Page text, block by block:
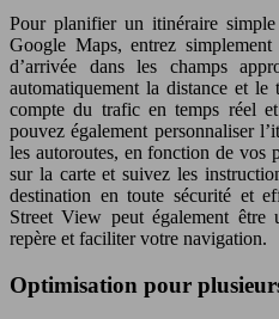
Pour planifier un itinéraire
Google Maps, entrez
d’arrivée dans les champs
automatiquement la distance et le
compte du trafic en temps réel
pouvez également personnaliser
les autoroutes, en fonction de vos
sur la carte et suivez les
destination en toute sécurité et
Street View peut également
repère et faciliter votre navigation.
Optimisation pour